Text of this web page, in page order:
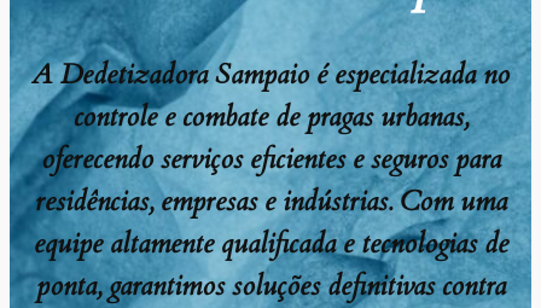
A Dedetizadora Sampaio é especializada no
controle e combate de pragas urbanas,
oferecendo serviços eficientes e seguros para
residências, empresas e indústrias. Com uma
equipe altamente qualificada e tecnologias de
ponta, garantimos soluções definitivas contra